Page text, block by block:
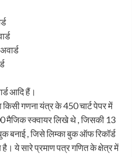
आदि हैं।
किसी गणना यंत्र के 450 चार्ट पेपर में
मैजिक स्क्वायर लिखे थे , जिसकी 13
बनाई , जिसे लिम्का बुक ऑफ रिकॉर्ड
है। ये सारे प्रमाण पत्र गणित के क्षेत्र में